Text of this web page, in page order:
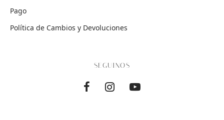
Pago
Política de Cambios y Devoluciones
SEGUINOS